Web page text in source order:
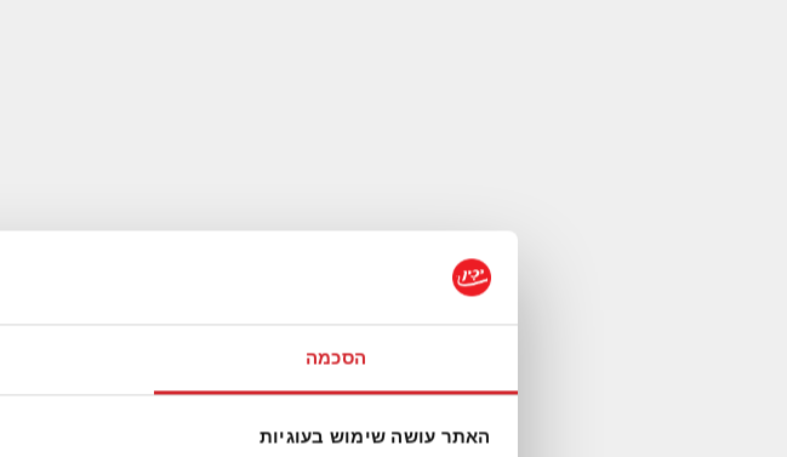
הסכמה
האתר עושה שימוש בעוגיות